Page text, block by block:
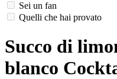
Sei un fan
Quelli che hai provato
Succo di
blanco